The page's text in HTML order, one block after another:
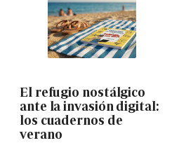
El refugio nostálgico
ante la invasión digital:
los cuadernos de
verano